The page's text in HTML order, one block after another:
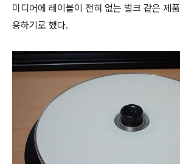
미디어에 레이블이 전혀 없는 벌크 같은 제
용하기로 했다.